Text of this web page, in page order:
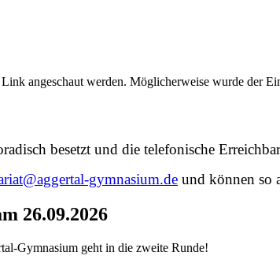
angeschaut werden. Möglicherweise wurde der
besetzt und die telefonische
gymnasium.de und können so
26.09.2026
Gymnasium geht in die zweite Runde!